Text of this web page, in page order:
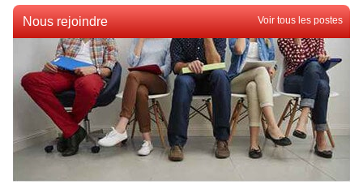
Nous rejoindre Voir tous les postes